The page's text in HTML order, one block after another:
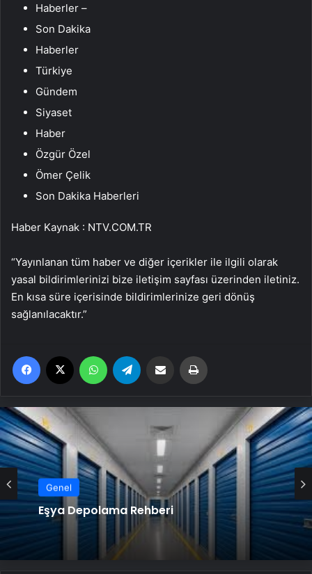
Haberler –
Son Dakika
Haberler
Türkiye
Gündem
Siyaset
Haber
Özgür Özel
Ömer Çelik
Son Dakika Haberleri
Haber Kaynak : NTV.COM.TR
“Yayınlanan tüm haber ve diğer içerikler ile ilgili olarak
yasal bildirimlerinizi bize iletişim sayfası üzerinden iletiniz.
En kısa süre içerisinde bildirimlerinize geri dönüş
sağlanılacaktır.”
Facebook WhatsApp Email'den paylaş
Genel
Eşya Depolama Rehberi